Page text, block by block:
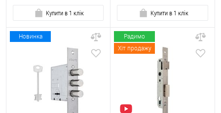
Купити в 1 клік Купити в 1 клік
Новинка
Радимо
Хіт продажу